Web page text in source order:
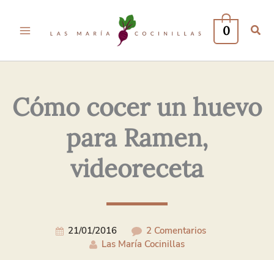
0
Cómo cocer un huevo
para Ramen,
videoreceta
21/01/2016
2 Comentarios
Las María Cocinillas
Electrónico*